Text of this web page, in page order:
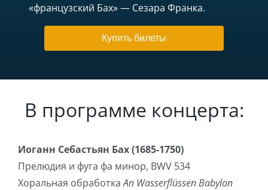
«французский Бах» — Сезара Франка.
Купить билеты
В программе концерта:
Иоганн Себастьян Бах (1685-1750)
Прелюдия и фуга фа минор, BWV 534
Хоральная обработкаAn Wasserflüssen Babylon